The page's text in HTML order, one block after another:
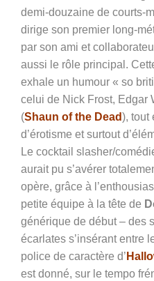
demi-douzaine de courts-
dirige son premier long-
par son ami et
aussi le rôle principal.
exhale un humour « so
celui de Nick Frost, Edgar
(Shaun of the Dead), tout
d’érotisme et surtout
Le cocktail slasher/
aurait pu s’avérer
opère, grâce à
petite équipe à la tête de
générique de début – des
écarlates s’insérant entre
police de caractère d’
est donné, sur le tempo